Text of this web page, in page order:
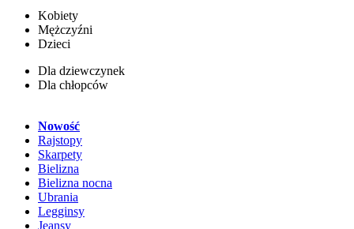
Kobiety
Mężczyźni
Dzieci
Dla dziewczynek
Dla chłopców
Nowość
Rajstopy
Skarpety
Bielizna
Bielizna nocna
Ubrania
Legginsy
Jeansy